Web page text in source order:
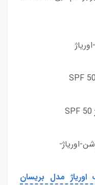
اوریاژ مدل بریسان